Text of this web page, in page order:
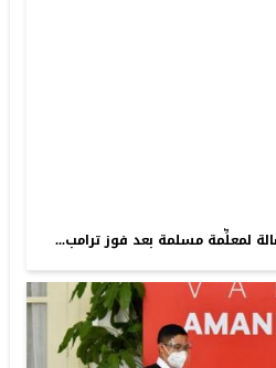
لمعلِّمة مسلمة بعد فوز ترامب...